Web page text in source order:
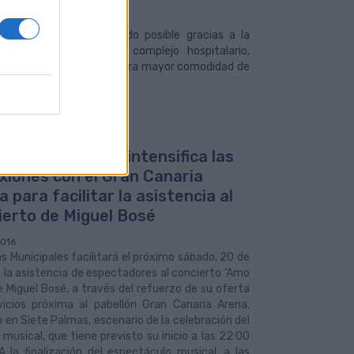
Doctor Negrín ha sido posible gracias a la
y la gerencia del complejo hospitalario,
puntos del municipio para mayor comodidad de
Municipales intensifica las
con el Gran Canaria
para facilitar la asistencia al
de Miguel Bosé
Municipales facilitará el próximo sábado, 20 de
la asistencia de espectadores al concierto ‘Amo
Miguel Bosé, a través del refuerzo de su oferta
próxima al pabellón Gran Canaria Arena,
en Siete Palmas, escenario de la celebración del
que tiene previsto su inicio a las 22:00